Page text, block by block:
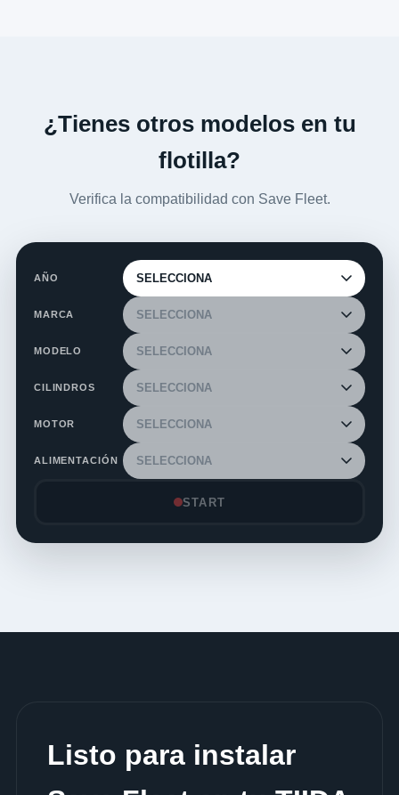
¿Tienes otros modelos en tu
flotilla?
Verifica la compatibilidad con Save Fleet.
AÑO
MARCA
MODELO
CILINDROS
MOTOR
ALIMENTACIÓN
START
Listo para instalar